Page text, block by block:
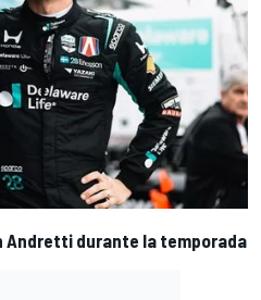
Andretti durante la temporada